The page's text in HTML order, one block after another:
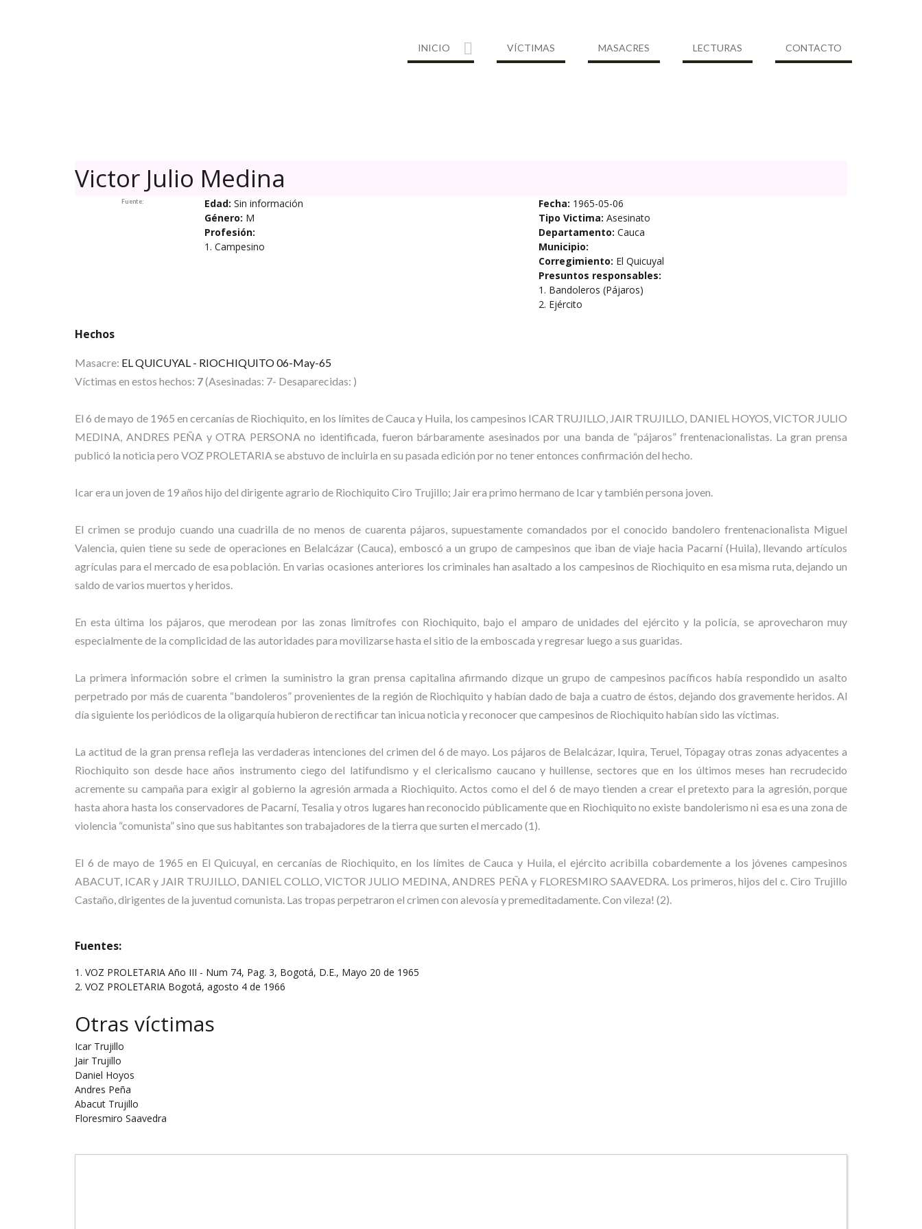
INICIO VÍCTIMAS MASACRES LECTURAS CONTACTO
Victor Julio Medina
Fuente: Edad: Sin información
Género: M
Profesión:
1. Campesino
Fecha: 1965-05-06
Tipo Victima: Asesinato
Departamento: Cauca
Municipio:
Corregimiento: El Quicuyal
Presuntos responsables:
1. Bandoleros (Pájaros)
2. Ejército
Hechos
Masacre: EL QUICUYAL - RIOCHIQUITO 06-May-65
Víctimas en estos hechos: 7(Asesinadas: 7- Desaparecidas: )
El 6 de mayo de 1965 en cercanías de Riochiquito, en los límites de Cauca y Huila, los campesinos ICAR TRUJILLO, JAIR TRUJILLO, DANIEL HOYOS, VICTOR JULIO
MEDINA, ANDRES PEÑA y OTRA PERSONA no identificada, fueron bárbaramente asesinados por una banda de “pájaros” frentenacionalistas. La gran prensa
publicó la noticia pero VOZ PROLETARIA se abstuvo de incluirla en su pasada edición por no tener entonces confirmación del hecho.
Icar era un joven de 19 años hijo del dirigente agrario de Riochiquito Ciro Trujillo; Jair era primo hermano de Icar y también persona joven.
El crimen se produjo cuando una cuadrilla de no menos de cuarenta pájaros, supuestamente comandados por el conocido bandolero frentenacionalista Miguel
Valencia, quien tiene su sede de operaciones en Belalcázar (Cauca), emboscó a un grupo de campesinos que iban de viaje hacia Pacarní (Huila), llevando artículos
agrículas para el mercado de esa población. En varias ocasiones anteriores los criminales han asaltado a los campesinos de Riochiquito en esa misma ruta, dejando un
saldo de varios muertos y heridos.
En esta última los pájaros, que merodean por las zonas limítrofes con Riochiquito, bajo el amparo de unidades del ejército y la policía, se aprovecharon muy
especialmente de la complicidad de las autoridades para movilizarse hasta el sitio de la emboscada y regresar luego a sus guaridas.
La primera información sobre el crimen la suministro la gran prensa capitalina afirmando dizque un grupo de campesinos pacíficos había respondido un asalto
perpetrado por más de cuarenta “bandoleros” provenientes de la región de Riochiquito y habían dado de baja a cuatro de éstos, dejando dos gravemente heridos. Al
día siguiente los periódicos de la oligarquía hubieron de rectificar tan inicua noticia y reconocer que campesinos de Riochiquito habían sido las víctimas.
La actitud de la gran prensa refleja las verdaderas intenciones del crimen del 6 de mayo. Los pájaros de Belalcázar, Iquira, Teruel, Tópagay otras zonas adyacentes a
Riochiquito son desde hace años instrumento ciego del latifundismo y el clericalismo caucano y huillense, sectores que en los últimos meses han recrudecido
acremente su campaña para exigir al gobierno la agresión armada a Riochiquito. Actos como el del 6 de mayo tienden a crear el pretexto para la agresión, porque
hasta ahora hasta los conservadores de Pacarní, Tesalia y otros lugares han reconocido públicamente que en Riochiquito no existe bandolerismo ni esa es una zona de
violencia “comunista” sino que sus habitantes son trabajadores de la tierra que surten el mercado (1).
El 6 de mayo de 1965 en El Quicuyal, en cercanías de Riochiquito, en los límites de Cauca y Huila, el ejército acribilla cobardemente a los jóvenes campesinos
ABACUT, ICAR y JAIR TRUJILLO, DANIEL COLLO, VICTOR JULIO MEDINA, ANDRES PEÑA y FLORESMIRO SAAVEDRA. Los primeros, hijos del c. Ciro Trujillo
Castaño, dirigentes de la juventud comunista. Las tropas perpetraron el crimen con alevosía y premeditadamente. Con vileza! (2).
Fuentes:
1. VOZ PROLETARIA Año III - Num 74, Pag. 3, Bogotá, D.E., Mayo 20 de 1965
2. VOZ PROLETARIA Bogotá, agosto 4 de 1966
Otras víctimas
Icar Trujillo
Jair Trujillo
Daniel Hoyos
Andres Peña
Abacut Trujillo
Floresmiro Saavedra